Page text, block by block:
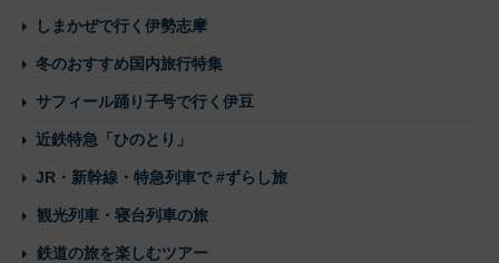
しまかぜで行く伊勢志摩
冬のおすすめ国内旅行特集
サフィール踊り子号で行く伊豆
近鉄特急「ひのとり」
JR・新幹線・特急列車で #ずらし旅
観光列車・寝台列車の旅
鉄道の旅を楽しむツアー